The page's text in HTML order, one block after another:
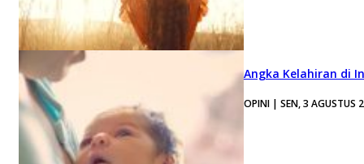
Angka Kelahiran di
OPINI | SEN, 3 AGUSTUS